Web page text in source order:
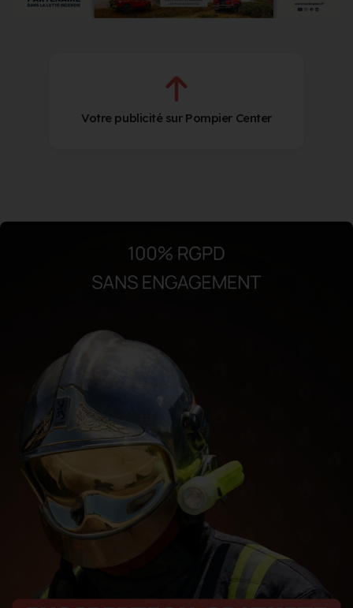
Votre publicité sur Pompier Center